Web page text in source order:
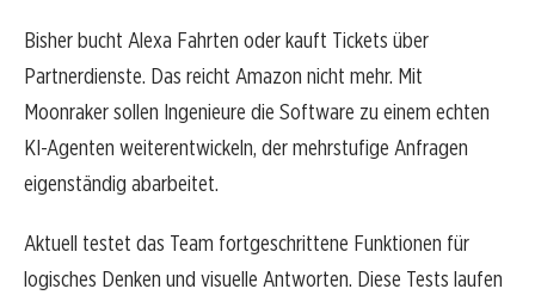
Bisher bucht Alexa Fahrten oder kauft Tickets über
Partnerdienste. Das reicht Amazon nicht mehr. Mit
Moonraker sollen Ingenieure die Software zu einem echten
KI-Agenten weiterentwickeln, der mehrstufige Anfragen
eigenständig abarbeitet.
Aktuell testet das Team fortgeschrittene Funktionen für
logisches Denken und visuelle Antworten. Diese Tests laufen